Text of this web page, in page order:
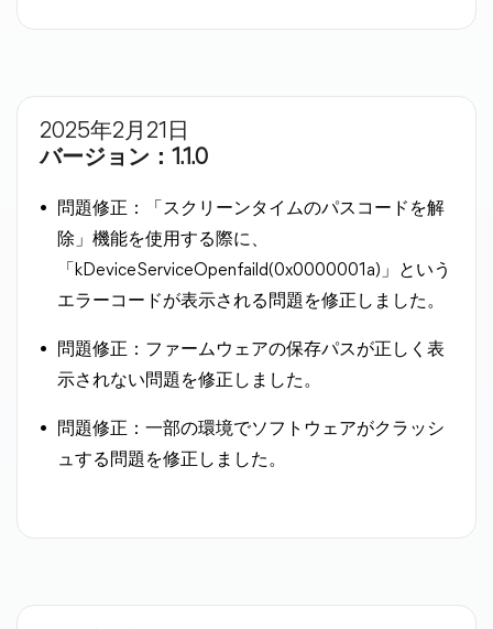
2025年2月21日
バージョン：1.1.0
問題修正：「スクリーンタイムのパスコードを解
除」機能を使用する際に、
「kDeviceServiceOpenfaild(0x0000001a)」という
エラーコードが表示される問題を修正しました。
問題修正：ファームウェアの保存パスが正しく表
示されない問題を修正しました。
問題修正：一部の環境でソフトウェアがクラッシ
ュする問題を修正しました。